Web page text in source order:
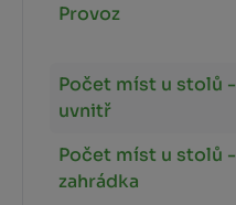
Provoz
Počet míst u stolů -
uvnitř
Počet míst u stolů -
zahrádka